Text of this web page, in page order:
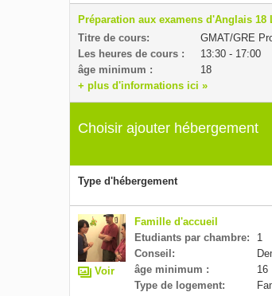
Préparation aux examens d'Anglais 18
Titre de cours:
GMAT/GRE
Les heures de cours :
13:30 - 17:00
âge minimum :
18
+ plus d'informations ici »
Choisir ajouter hébergement
Type d'hébergement
Voir
Famille d'accueil
Etudiants par chambre:
1
Conseil:
âge minimum :
16
Type de logement: